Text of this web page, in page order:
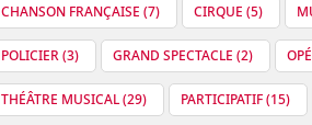
CHANSON FRANÇAISE (7) CIRQUE (5)
POLICIER (3) GRAND SPECTACLE (2)
THÉÂTRE MUSICAL (29) PARTICIPATIF (15)